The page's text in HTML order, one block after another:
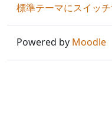
標準テーマにスイッ
Powered by Moodle